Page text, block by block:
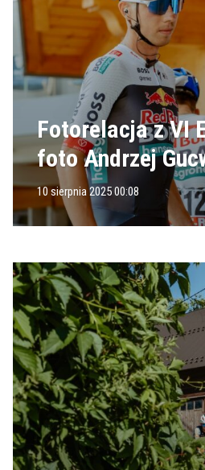
Fotorelacja z VI
foto Andrzej
10 sierpnia 2025 00:08